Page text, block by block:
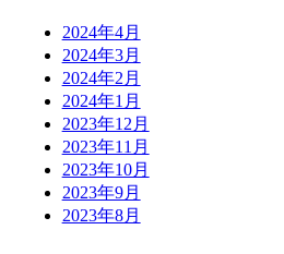
2024年4月
2024年3月
2024年2月
2024年1月
2023年12月
2023年11月
2023年10月
2023年9月
2023年8月